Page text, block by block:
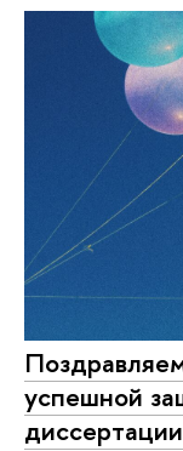
успешной